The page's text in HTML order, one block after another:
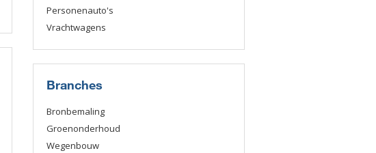
Personenauto's
Vrachtwagens
Branches
Bronbemaling
Groenonderhoud
Wegenbouw